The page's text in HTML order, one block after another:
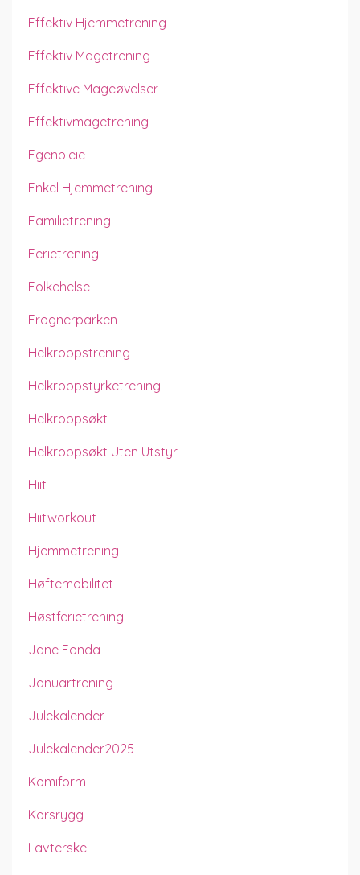
Effektiv Hjemmetrening
Effektiv Magetrening
Effektive Mageøvelser
Effektivmagetrening
Egenpleie
Enkel Hjemmetrening
Familietrening
Ferietrening
Folkehelse
Frognerparken
Helkroppstrening
Helkroppstyrketrening
Helkroppsøkt
Helkroppsøkt Uten Utstyr
Hiit
Hiitworkout
Hjemmetrening
Høftemobilitet
Høstferietrening
Jane Fonda
Januartrening
Julekalender
Julekalender2025
Komiform
Korsrygg
Lavterskel